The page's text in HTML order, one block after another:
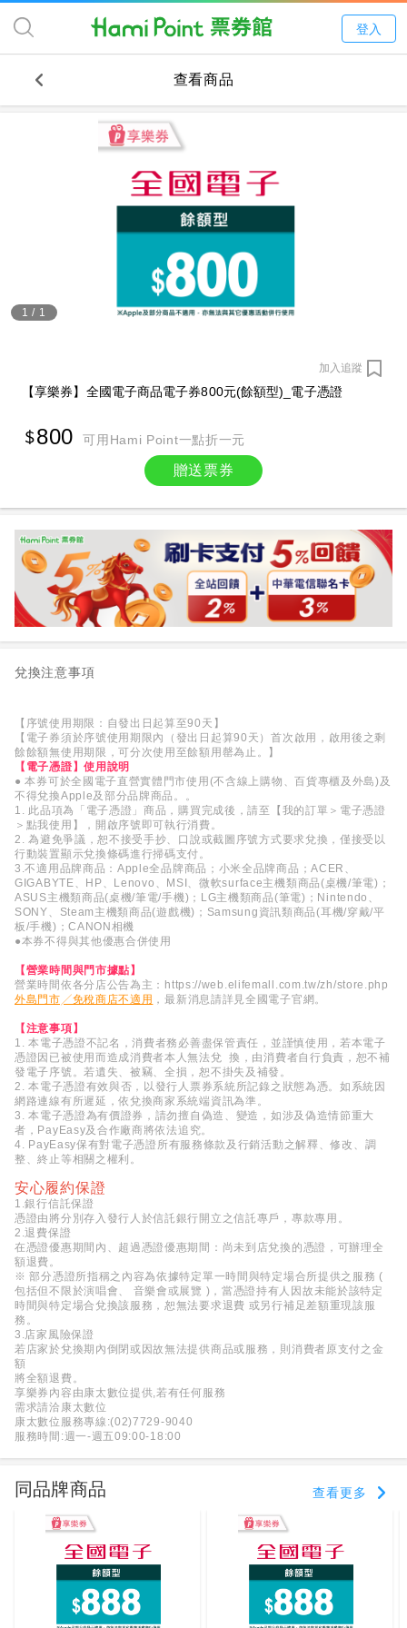
登入
查看商品
1 / 1
加入追蹤
【享樂券】全國電子商品電子券800元(餘額型)_電子憑證
800 可用Hami Point一點折一元
贈送票券
兌換注意事項
【序號使用期限：自發出日起算至90天】
【電子券須於序號使用期限內（發出日起算90天）首次啟用，啟用後之剩
餘餘額無使用期限，可分次使用至餘額用罄為止。】
【電子憑證】使用說明
● 本券可於全國電子直營實體門市使用(不含線上購物、百貨專櫃及外島)及
不得兌換Apple及部分品牌商品。。
1. 此品項為「電子憑證」商品，購買完成後，請至【我的訂單＞電子憑證
＞點我使用】，開啟序號即可執行消費。
2. 為避免爭議，恕不接受手抄、口說或截圖序號方式要求兌換，僅接受以
行動裝置顯示兌換條碼進行掃碼支付。
3.不適用品牌商品：Apple全品牌商品；小米全品牌商品；ACER、
GIGABYTE、HP、Lenovo、MSI、微軟surface主機類商品(桌機/筆電)；
ASUS主機類商品(桌機/筆電/手機)；LG主機類商品(筆電)；Nintendo、
SONY、Steam主機類商品(遊戲機)；Samsung資訊類商品(耳機/穿戴/平
板/手機)；CANON相機
●本券不得與其他優惠合併使用
【營業時間與門市據點】
營業時間依各分店公告為主： https://web.elifemall.com.tw/zh/store.php
外島門市╱免稅商店不適用 ，最新消息請詳見全國電子官網。
【注意事項】
1. 本電子憑證不記名，消費者務必善盡保管責任，並謹慎使用，若本電子
憑證因已被使用而造成消費者本人無法兌 換，由消費者自行負責，恕不補
發電子序號。若遺失、被竊、全損，恕不掛失及補發。
2. 本電子憑證有效與否，以發行人票券系統所記錄之狀態為憑。如系統因
網路連線有所遲延，依兌換商家系統端資訊為準。
3. 本電子憑證為有價證券，請勿擅自偽造、變造，如涉及偽造情節重大
者，PayEasy及合作廠商將依法追究。
4. PayEasy保有對電子憑證所有服務條款及行銷活動之解釋、修改、調
整、終止等相關之權利。
安心履約保證
1.銀行信託保證
憑證由將分別存入發行人於信託銀行開立之信託專戶，專款專用。
2.退費保證
在憑證優惠期間內、超過憑證優惠期間：尚未到店兌換的憑證，可辦理全
額退費。
※ 部分憑證所指稱之內容為依據特定單一時間與特定場合所提供之服務 (
包括但不限於演唱會、 音樂會或展覽 )，當憑證持有人因故未能於該特定
時間與特定場合兌換該服務，恕無法要求退費 或另行補足差額重現該服
務。
3.店家風險保證
若店家於兌換期內倒閉或因故無法提供商品或服務，則消費者原支付之金
額
將全額退費。
享樂券內容由康太數位提供,若有任何服務
需求請洽康太數位
康太數位服務專線:(02)7729-9040
服務時間:週一-週五09:00-18:00
同品牌商品 查看更多